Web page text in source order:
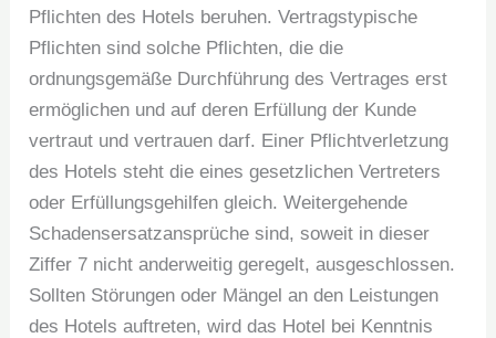
Pflichten des Hotels beruhen. Vertragstypische
Pflichten sind solche Pflichten, die die
ordnungsgemäße Durchführung des Vertrages erst
ermöglichen und auf deren Erfüllung der Kunde
vertraut und vertrauen darf. Einer Pflichtverletzung
des Hotels steht die eines gesetzlichen Vertreters
oder Erfüllungsgehilfen gleich. Weitergehende
Schadensersatzansprüche sind, soweit in dieser
Ziffer 7 nicht anderweitig geregelt, ausgeschlossen.
Sollten Störungen oder Mängel an den Leistungen
des Hotels auftreten, wird das Hotel bei Kenntnis